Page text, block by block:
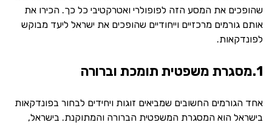
שהופכים את המסע הזה לפופולרי ואטרקטיבי כל כך. הכירו את
אותם גורמים מרכזיים וייחודיים שהופכים את ישראל ליעד מבוקש
לפונדקאות.
1.מסגרת משפטית תומכת וברורה
אחד הגורמים החשובים שמביאים זוגות ויחידים לבחור בפונדקאות
בישראל הוא המסגרת המשפטית הברורה והמתוקנת. בישראל,